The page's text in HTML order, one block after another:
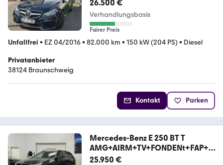
+Memo
26.500 €
Verhandlungsbasis
Fairer Preis
Unfallfrei • EZ 04/2016• 82.000 km • 150 kW (204 PS) • Diesel
Privatanbieter
38124 Braunschweig
Kontakt Parken
Mercedes-Benz E 250 BT T
AMG+AIRM+TV+FONDENt+FAP+H
ARMAN+MASSAG
25.950 €